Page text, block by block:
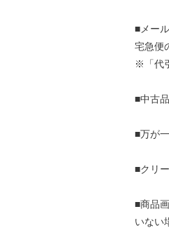
■メー
宅急便
※「代
■中古
■万が
■クリ
■商品
いない